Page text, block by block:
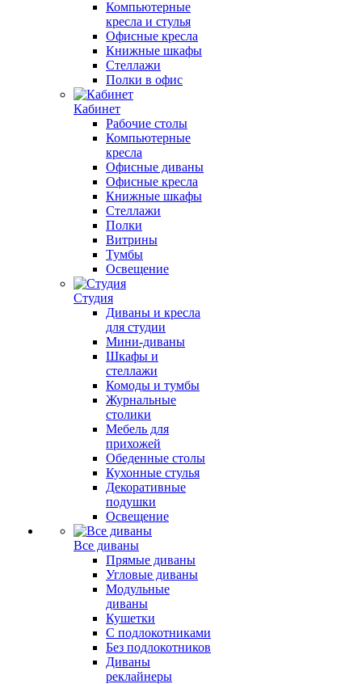
Компьютерные
кресла и стулья
Офисные кресла
Книжные шкафы
Стеллажи
Полки в офис
Кабинет
Рабочие столы
Компьютерные
кресла
Офисные диваны
Офисные кресла
Книжные шкафы
Стеллажи
Полки
Витрины
Тумбы
Освещение
Студия
Диваны и кресла
для студии
Мини-диваны
Шкафы и
стеллажи
Комоды и тумбы
Журнальные
столики
Мебель для
прихожей
Обеденные столы
Кухонные стулья
Декоративные
подушки
Освещение
Все диваны
Прямые диваны
Угловые диваны
Модульные
диваны
Кушетки
С подлокотниками
Без подлокотников
Диваны
реклайнеры